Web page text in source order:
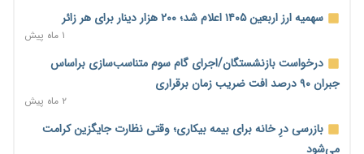
خانه کارگر قزوین: شکاف دستمزد و هزینه معیشت هر روز عمیق‌تر
می‌شود
رئیس سازمان امور مالیاتی: بلاگرهای پردرآمد مشمول پرداخت
مالیات هستند
سهمیه ارز اربعین ۱۴۰۵ اعلام شد؛ ۲۰۰ هزار دینار برای هر زائر
۱ ماه پیش
درخواست بازنشستگان/اجرای گام سوم متناسب‌سازی براساس
جبران ۹۰ درصد افت ضریب زمان برقراری
۲ ماه پیش
بازرسی درِ خانه برای بیمه بیکاری؛ وقتی نظارت جایگزین کرامت
می‌شود